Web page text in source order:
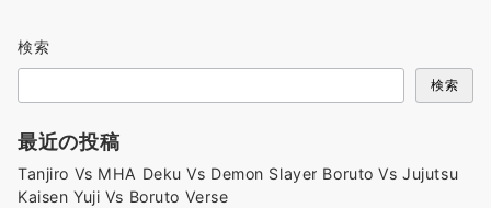
検索
検索
最近の投稿
Tanjiro Vs MHA Deku Vs Demon Slayer Boruto Vs Jujutsu
Kaisen Yuji Vs Boruto Verse